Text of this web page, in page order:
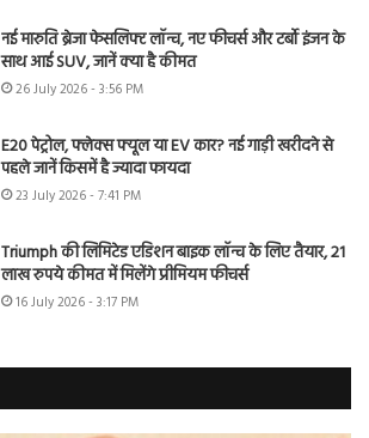
नई मारुति ब्रेजा फेसलिफ्ट लॉन्च, नए फीचर्स और टर्बो इंजन के
साथ आई SUV, जानें क्या है कीमत
26 July 2026 - 3:56 PM
E20 पेट्रोल, फ्लेक्स फ्यूल या EV कार? नई गाड़ी खरीदने से
पहले जानें किसमें है ज्यादा फायदा
23 July 2026 - 7:41 PM
Triumph की लिमिटेड एडिशन बाइक लॉन्च के लिए तैयार, 21
लाख रुपये कीमत में मिलेंगे प्रीमियम फीचर्स
16 July 2026 - 3:17 PM